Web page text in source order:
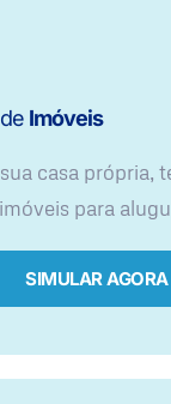
Imóveis
casa própria,
para
SIMULAR AGORA​